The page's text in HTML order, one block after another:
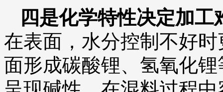
四是化学特性决定加工
在表面，水分控制不好
面形成碳酸锂、氢氧化